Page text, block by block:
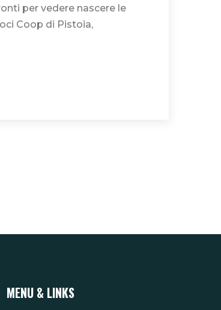
per vedere nascere le
Coop di Pistoia,
MENU & LINKS